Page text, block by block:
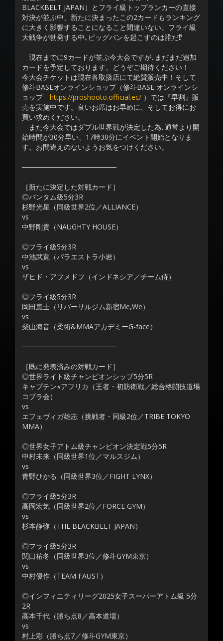
BLACKBELT JAPAN）とフライ級トップランカーの直接
対決が並ぶ中、新たに決まったこの2カードもランキング
に大きく影響することになること間違いない。フライ級
大戦争が勃発する中､ピッグバンを起こすのは誰だ⁉
現在までに9カードが並ぶ今大会ですが､まだまだ追加
カードを予定しております。どうぞご期待ください！
今大会チケットは現在各取扱店にて絶賛販売中！そして
修斗BASEオンラインショップ（修斗BASE オンラインシ
ョップ https://proshooto.official.ec/ ）では『早割』販
売を実施中です。良いお席はお早めに、そしてお得にお
買い求めください。
また今大会ではダブル世界戦が決定した為､通常より開
始時間が30分早い、17時30分にイベント開始となりま
す。お間違えのないようお気をつけください。
───────────────────
［新たに決定した対戦カード］
◎バンタム級5分3R
杉野光星（同級世界2位／ALLIANCE）
vs
中野剛貴（NAUGHTY HOUSE）
◎フライ級5分3R
中池武寛（パラエストラ小岩）
vs
ザヒド・アフメドフ（インドネシア／チーム侍）
◎フライ級5分3R
岡田嵐士（リバーサルジム新宿Me,We）
vs
柴山海音（柔術&MMAアカデミーG-face）
───────────────────
［既に発表済みの対戦カード］
◎世界ライト級チャンピオンシップ5分5R
キャプテン⭐︎アフリカ（王者・初防衛戦／総合格闘技道場
コブラ会）
vs
エフェヴィガ雄志（挑戦者・同級2位／TRIBE TOKYO
MMA）
◎世界女子アトム級チャンピオン決定戦5分5R
中村未来（同級世界1位／マルスジム）
vs
青野ひかる（同級世界3位／FIGHT LYNX）
◎フライ級5分3R
高岡宏気（同級世界2位／FORCE GYM）
vs
杉本静弥（THE BLACKBELT JAPAN）
◎フライ級5分3R
関口祐冬（同級世界3位／修斗GYM東京）
vs
中村優作（TEAM FAUST）
◎インフィニティリーグ2025女子スーパーアトム級 5分
2R
高本千代（勝ち点8／高本道場）
vs
村上彩（勝ち点7／修斗GYM東京）